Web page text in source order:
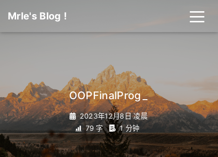
Mrle's Blog !
OOPFinalProgra_
2023年12月8日 凌晨
79 字
1 分钟